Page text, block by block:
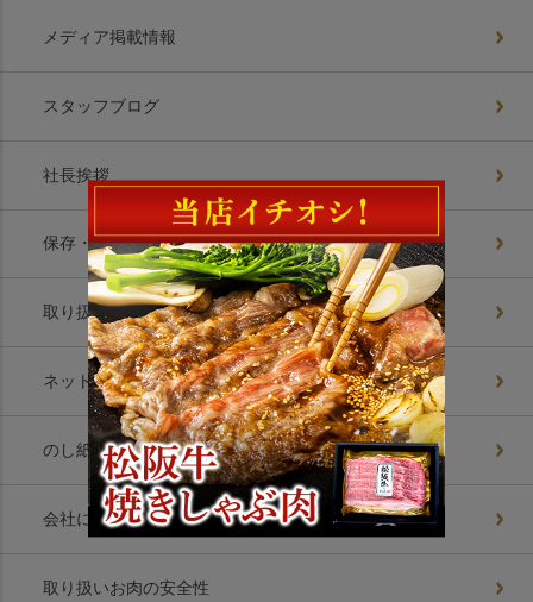
メディア掲載情報
スタッフブログ
社長挨拶
保存・解凍方法
取り扱いお肉美味の理由
ネットショップ8つの約束
のし紙基礎知識
会社について
取り扱いお肉の安全性